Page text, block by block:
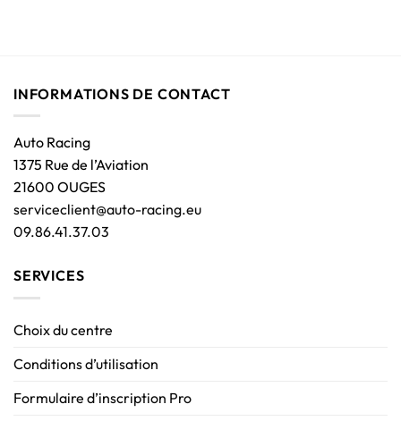
INFORMATIONS DE CONTACT
Auto Racing
1375 Rue de l’Aviation
21600 OUGES
serviceclient@auto-racing.eu
09.86.41.37.03
SERVICES
Choix du centre
Conditions d’utilisation
Formulaire d’inscription Pro